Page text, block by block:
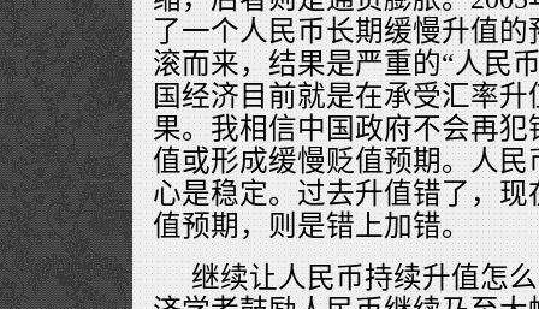
了一个人民币长期缓慢升值
滚而来，结果是严重的“人民
国经济目前就是在承受汇率
果。我相信中国政府不会再
值或形成缓慢贬值预期。人
心是稳定。过去升值错了，
值预期，则是错上加错。
继续让人民币持续升值怎